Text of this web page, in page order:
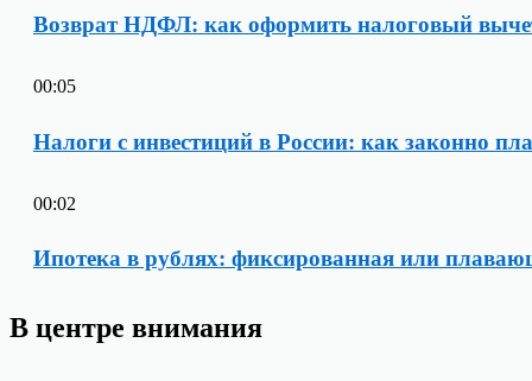
Возврат НДФЛ: как оформить налоговый
00:05
Налоги с инвестиций в России: как законно
00:02
Ипотека в рублях: фиксированная или
В центре внимания